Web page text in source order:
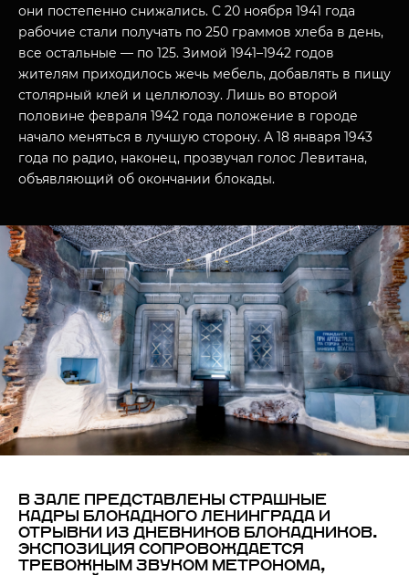
они постепенно снижались. С 20 ноября 1941 года
рабочие стали получать по 250 граммов хлеба в день,
все остальные — по 125. Зимой 1941–1942 годов
жителям приходилось жечь мебель, добавлять в пищу
столярный клей и целлюлозу. Лишь во второй
половине февраля 1942 года положение в городе
начало меняться в лучшую сторону. А 18 января 1943
года по радио, наконец, прозвучал голос Левитана,
объявляющий об окончании блокады.
В ЗАЛЕ ПРЕДСТАВЛЕНЫ СТРАШНЫЕ
КАДРЫ БЛОКАДНОГО ЛЕНИНГРАДА И
ОТРЫВКИ ИЗ ДНЕВНИКОВ БЛОКАДНИКОВ.
ЭКСПОЗИЦИЯ СОПРОВОЖДАЕТСЯ
ТРЕВОЖНЫМ ЗВУКОМ МЕТРОНОМА,